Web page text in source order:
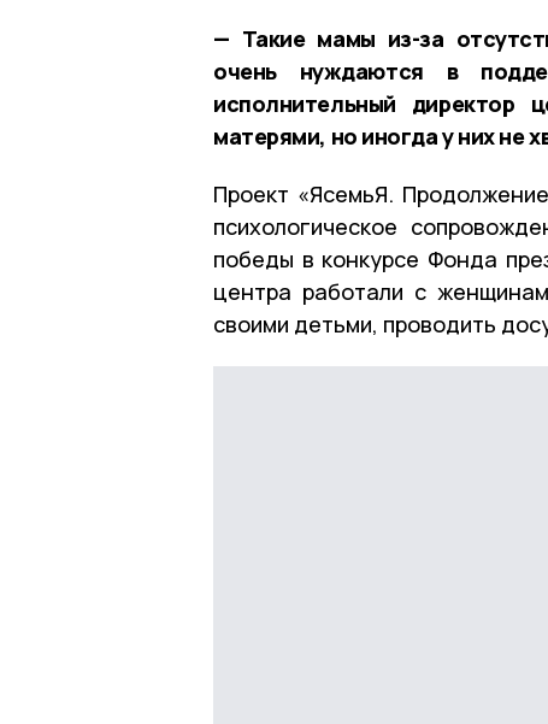
— Такие мамы из-за
очень нуждаются в
исполнительный
матерями, но иногда у них не
Проект «ЯсемьЯ.
психологическое
победы в конкурсе Фонда
центра работали с
своими детьми, проводить